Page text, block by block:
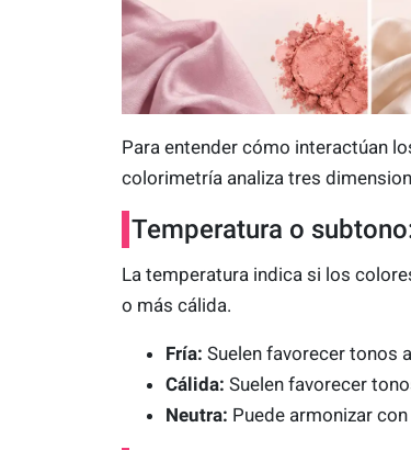
Para entender cómo interactúan
colorimetría analiza tres
Temperatura o
La temperatura indica si los
o más cálida.
Fría: Suelen favorecer tonos
Cálida: Suelen favorecer
Neutra: Puede armonizar